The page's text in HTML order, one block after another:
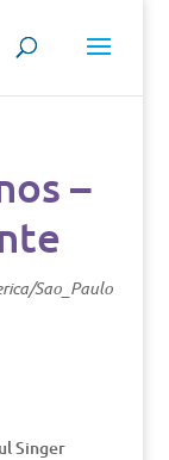
–
Sao_Paulo
Singer